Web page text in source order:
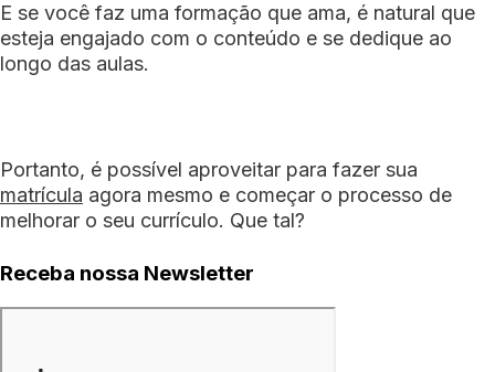
E se você faz uma formação que ama, é natural que
esteja engajado com o conteúdo e se dedique ao
longo das aulas.
Portanto, é possível aproveitar para fazer sua
matrícula agora mesmo e começar o processo de
melhorar o seu currículo. Que tal?
Receba nossa Newsletter